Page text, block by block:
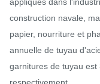
construction navale,
papier, nourriture et
annuelle de tuyau
garnitures de tuyau
respectivement.